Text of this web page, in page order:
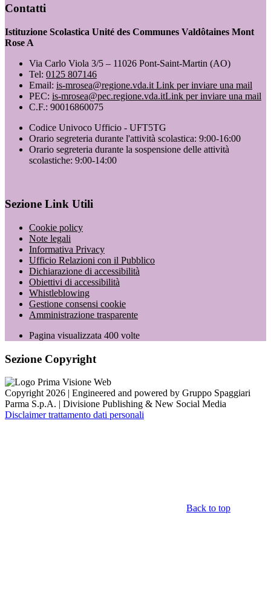
Contatti
Istituzione Scolastica Unité des Communes Valdôtaines Mont
Rose A
Via Carlo Viola 3/5 – 11026 Pont-Saint-Martin (AO)
Tel: 0125 807146
Email: is-mrosea@regione.vda.it Link per inviare una mail
PEC: is-mrosea@pec.regione.vda.itLink per inviare una mail
C.F.: 90016860075
Codice Univoco Ufficio - UFT5TG
Orario segreteria durante l'attività scolastica: 9:00-16:00
Orario segreteria durante la sospensione delle attività
scolastiche: 9:00-14:00
Sezione Link Utili
Cookie policy
Note legali
Informativa Privacy
Ufficio Relazioni con il Pubblico
Dichiarazione di accessibilità
Obiettivi di accessibilità
Whistleblowing
Gestione consensi cookie
Amministrazione trasparente
Pagina visualizzata 400 volte
Sezione Copyright
Copyright 2026 | Engineered and powered by Gruppo Spaggiari
Parma S.p.A. | Divisione Publishing & New Social Media
Disclaimer trattamento dati personali
Back to top